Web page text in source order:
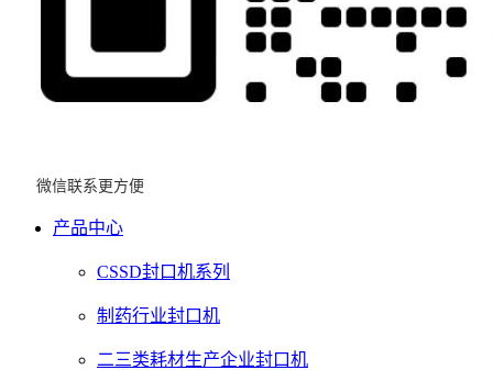
微信联系更方便
产品中心
CSSD封口机系列
制药行业封口机
二三类耗材生产企业封口机